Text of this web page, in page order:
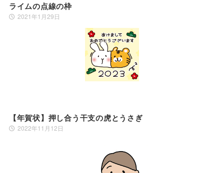
ライムの点線の枠
2021年1月29日
【年賀状】押し合う干支の虎とうさぎ
2022年11月12日